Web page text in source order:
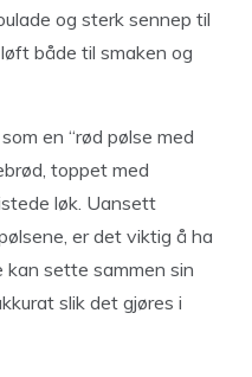
og sterk sennep til
både til smaken og
en “rød pølse med
toppet med
løk. Uansett
er det viktig å ha
kan sette sammen sin
slik det gjøres i